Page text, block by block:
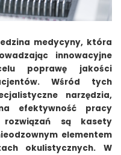
medycyny, która
innowacyjne
poprawę jakości
Wśród tych
narzędzia,
efektywność pracy
są kasety
elementem
okulistycznych. W